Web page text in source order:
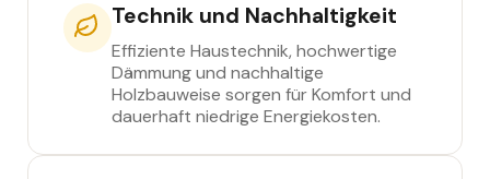
Technik und Nachhaltigkeit
Effiziente Haustechnik, hochwertige
Dämmung und nachhaltige
Holzbauweise sorgen für Komfort und
dauerhaft niedrige Energiekosten.